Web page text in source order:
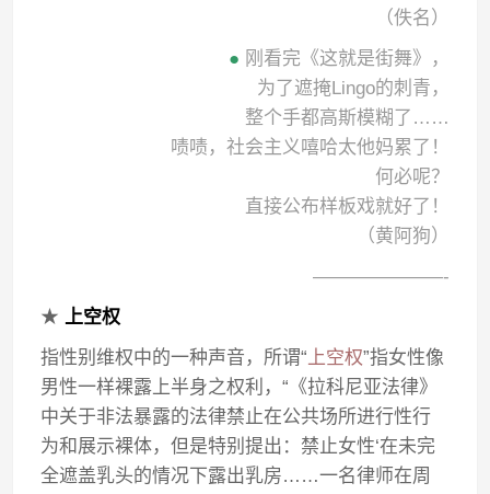
（佚名）
● 刚看完《这就是街舞》，
为了遮掩Lingo的刺青，
整个手都高斯模糊了……
啧啧，社会主义嘻哈太他妈累了！
何必呢？
直接公布样板戏就好了！
（黄阿狗）
———————-
★ 上空权
指性别维权中的一种声音，所谓“上空权”指女性像
男性一样裸露上半身之权利，“《拉科尼亚法律》
中关于非法暴露的法律禁止在公共场所进行性行
为和展示裸体，但是特别提出：禁止女性‘在未完
全遮盖乳头的情况下露出乳房……一名律师在周